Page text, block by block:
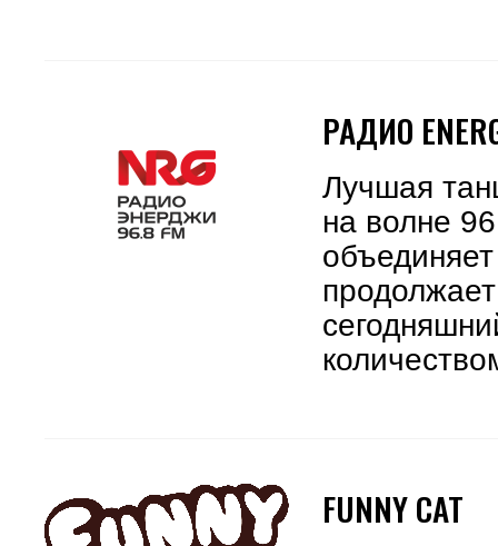
РАДИО
Лучшая
на волне
FUNNY CAT